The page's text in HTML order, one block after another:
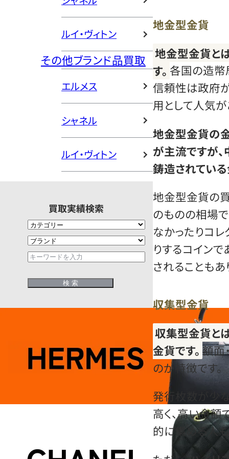
ルイ・ヴィトン
その他ブランド品買取
エルメス
シャネル
ルイ・ヴィトン
買取実績検索
地金型金貨
地金型金貨と
す。 各国の造幣
信頼性は政府
用として人気が
地金型金貨の
が主流ですが
鋳造されている
地金型金貨の
のものの相場
なかったりコ
りするコイン
されることもあ
収集型金貨
収集型金貨と
金貨です。 額面
のが特徴です。
発行枚数が少
高く、高い金
的に集める人も